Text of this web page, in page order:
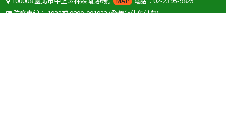
防疫專線：1922或0800-001922(全年無休免付費)